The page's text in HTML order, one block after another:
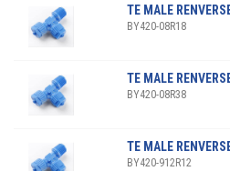
TE MALE
BY420-08R18
TE MALE
BY420-08R38
TE MALE
BY420-912R12